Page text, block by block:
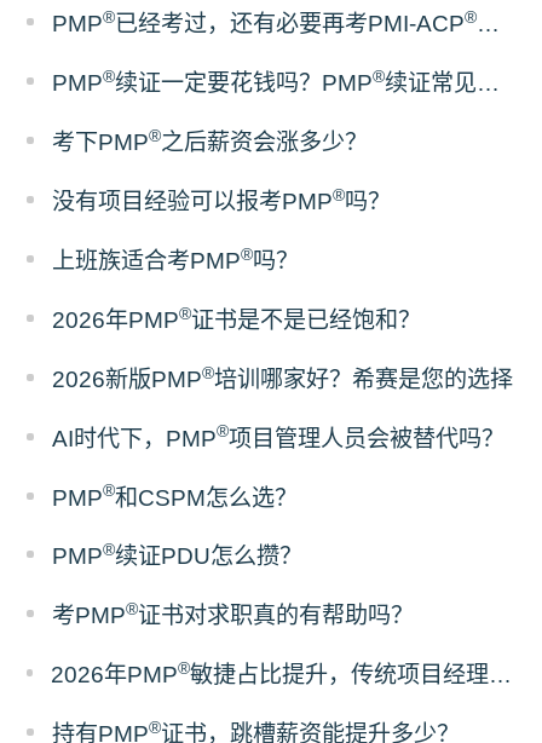
PMP®已经考过，还有必要再考PMI-ACP®吗？
PMP®续证一定要花钱吗？PMP®续证常见误区梳理
考下PMP®之后薪资会涨多少？
没有项目经验可以报考PMP®吗？
上班族适合考PMP®吗？
2026年PMP®证书是不是已经饱和？
2026新版PMP®培训哪家好？希赛是您的选择
AI时代下，PMP®项目管理人员会被替代吗？
PMP®和CSPM怎么选？
PMP®续证PDU怎么攒？
考PMP®证书对求职真的有帮助吗？
2026年PMP®敏捷占比提升，传统项目经理该如何备考？
持有PMP®证书，跳槽薪资能提升多少？